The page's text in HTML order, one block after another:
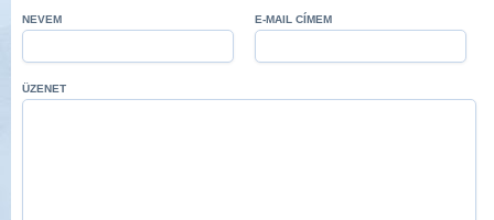
NEVEM E-MAIL CÍMEM
ÜZENET